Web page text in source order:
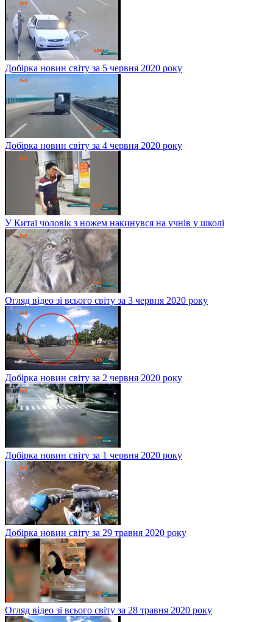
Добірка новин світу за 5 червня 2020 року
Добірка новин світу за 4 червня 2020 року
У Китаї чоловік з ножем накинувся на учнів у школі
Огляд відео зі всього світу за 3 червня 2020 року
Добірка новин світу за 2 червня 2020 року
Добірка новин світу за 1 червня 2020 року
Добірка новин світу за 29 травня 2020 року
Огляд відео зі всього світу за 28 травня 2020 року